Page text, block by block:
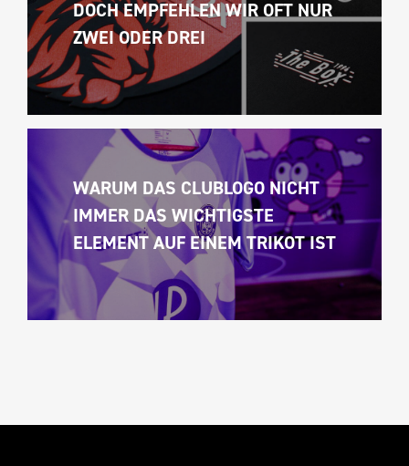
DOCH EMPFEHLEN WIR OFT NUR
ZWEI ODER DREI
WARUM DAS CLUBLOGO NICHT
IMMER DAS WICHTIGSTE
ELEMENT AUF EINEM TRIKOT IST